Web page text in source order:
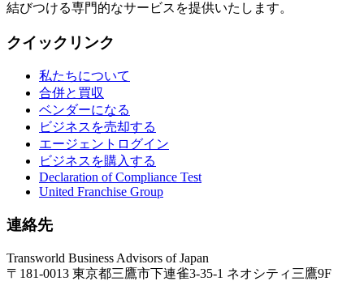
結びつける専門的なサービスを提供いたします。
クイックリンク
私たちについて
合併と買収
ベンダーになる
ビジネスを売却する
エージェントログイン
ビジネスを購入する
Declaration of Compliance Test
United Franchise Group
連絡先
Transworld Business Advisors of Japan
〒181-0013 東京都三鷹市下連雀3-35-1 ネオシティ三鷹9F